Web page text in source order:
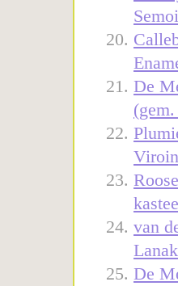
De
van
De